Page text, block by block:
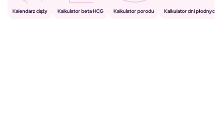
Kalendarz ciąży Kalkulator beta HCG Kalkulator porodu Kalkulator dni płodnych